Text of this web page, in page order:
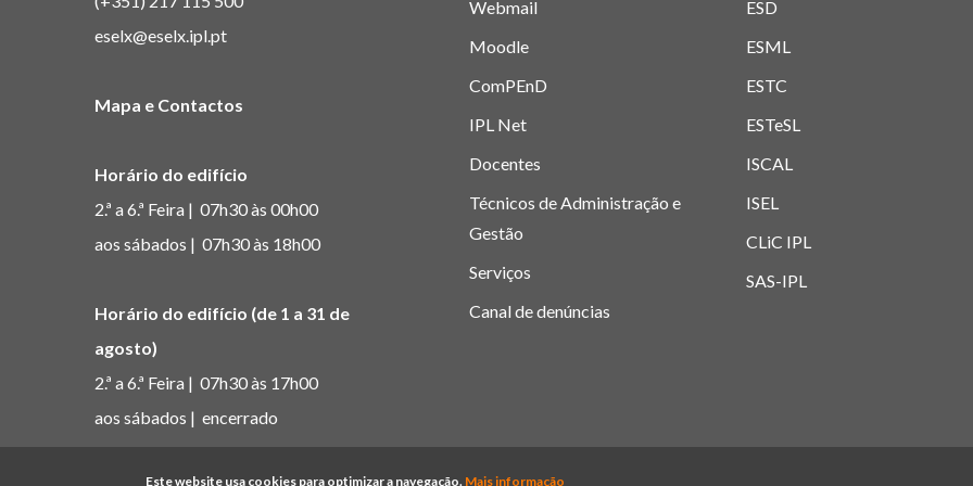
eselx@eselx.ipl.pt
Mapa e Contactos
Horário do edifício
2.ª a 6.ª Feira | 07h30 às 00h00
aos sábados | 07h30 às 18h00
Horário do edifício (de 1 a 31 de
agosto)
2.ª a 6.ª Feira | 07h30 às 17h00
aos sábados | encerrado
Webmail
Moodle
ComPEnD
IPL Net
Docentes
Técnicos de Administração e
Gestão
Serviços
Canal de denúncias
ESD
ESML
ESTC
ESTeSL
ISCAL
ISEL
CLiC IPL
SAS-IPL
Este website usa cookies para optimizar a navegação. Mais informação